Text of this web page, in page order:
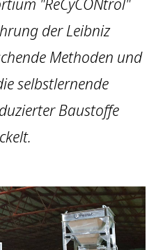
der Leibniz
Methoden und
selbstlernende
Baustoffe